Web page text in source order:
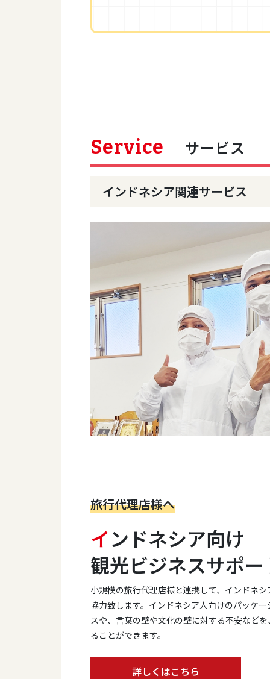
Service サービス
インドネシア関連サービス
旅行代理店様へ
インドネシア向け
観光ビジネスサポー
小規模の旅行代理店様と連携して、インドネ
協力致します。インドネシア人向けのパッケ
スや、言葉の壁や文化の壁に対する不安など
ることができます。
詳しくはこちら